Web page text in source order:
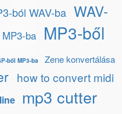
ból WAV-ba WAV-
ba
MP3-ből
ből MP3-ba Zene konvertálása
how to convert midi
mp3 cutter